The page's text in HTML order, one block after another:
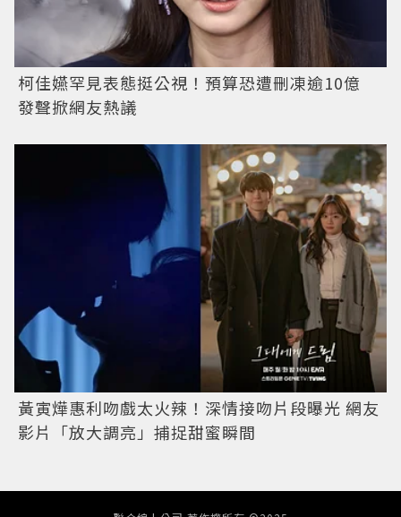
柯佳嬿罕見表態挺公視！預算恐遭刪凍逾10億
發聲掀網友熱議
黃寅燁惠利吻戲太火辣！深情接吻片段曝光 網友
影片「放大調亮」捕捉甜蜜瞬間